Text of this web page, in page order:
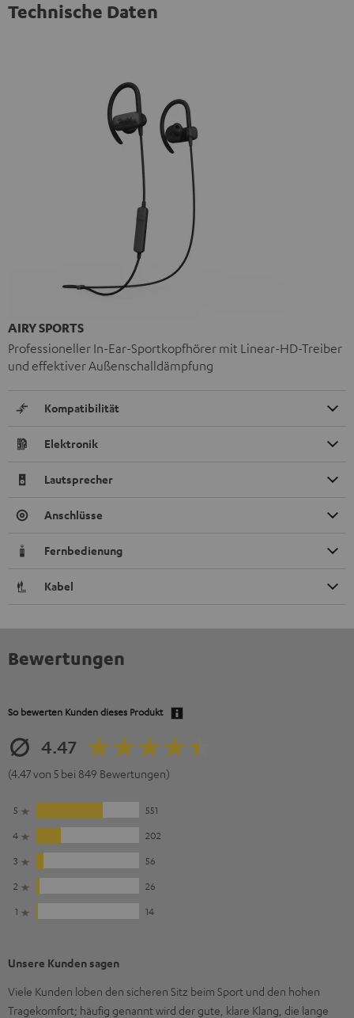
Technische Daten
AIRY SPORTS
Professioneller In-Ear-Sportkopfhörer mit Linear-HD-Treiber
und effektiver Außenschalldämpfung
Kompatibilität
Elektronik
Lautsprecher
Anschlüsse
Fernbedienung
Kabel
Bewertungen
So bewerten Kunden dieses Produkt
4.47
(4.47 von 5 bei 849 Bewertungen)
5
551
4
202
3
56
2
26
1
14
Unsere Kunden sagen
Viele Kunden loben den sicheren Sitz beim Sport und den hohen
Tragekomfort; häufig genannt wird der gute, klare Klang, die lange